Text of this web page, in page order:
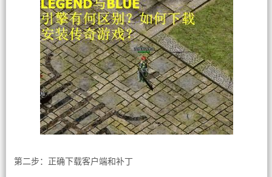
第二步：正确下载客户端和补丁